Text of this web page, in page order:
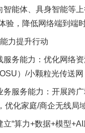
能体、具身智能等
验，降低网络端到端时
力提升行动
能力：优化网络资
）/小颗粒光传送
务能力：开展跨广
优化家庭/商企无线局
算力+数据+模型+AI